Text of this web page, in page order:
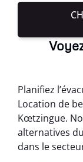
Planifiez
Location de
Kœtzingue.
alternatives
dans le